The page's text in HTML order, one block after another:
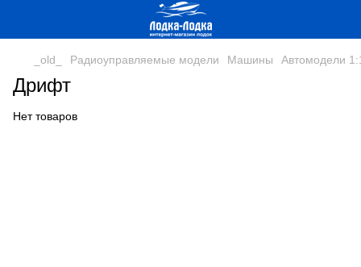
_old_ Радиоуправляемые модели Машины Автомодели
Дрифт
Нет товаров